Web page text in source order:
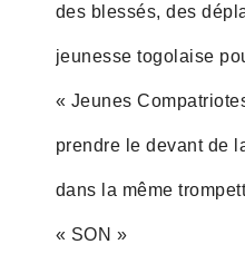
des blessés, des
jeunesse togolaise
« Jeunes
prendre le devant de
dans la même
« SON »